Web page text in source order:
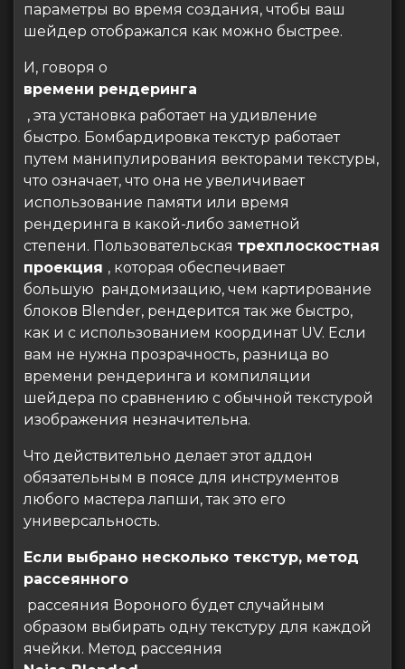
параметры во время создания, чтобы ваш
шейдер отображался как можно быстрее.
И, говоря о
времени рендеринга
, эта установка работает на удивление
быстро. Бомбардировка текстур работает
путем манипулирования векторами текстуры,
что означает, что она не увеличивает
использование памяти или время
рендеринга в какой-либо заметной
степени. Пользовательская трехплоскостная
проекция , которая обеспечивает
большую рандомизацию, чем картирование
блоков Blender, рендерится так же быстро,
как и с использованием координат UV. Если
вам не нужна прозрачность, разница во
времени рендеринга и компиляции
шейдера по сравнению с обычной текстурой
изображения незначительна.
Что действительно делает этот аддон
обязательным в поясе для инструментов
любого мастера лапши, так это его
универсальность.
Если выбрано несколько текстур, метод
рассеянного
рассеяния Вороного будет случайным
образом выбирать одну текстуру для каждой
ячейки. Метод рассеяния